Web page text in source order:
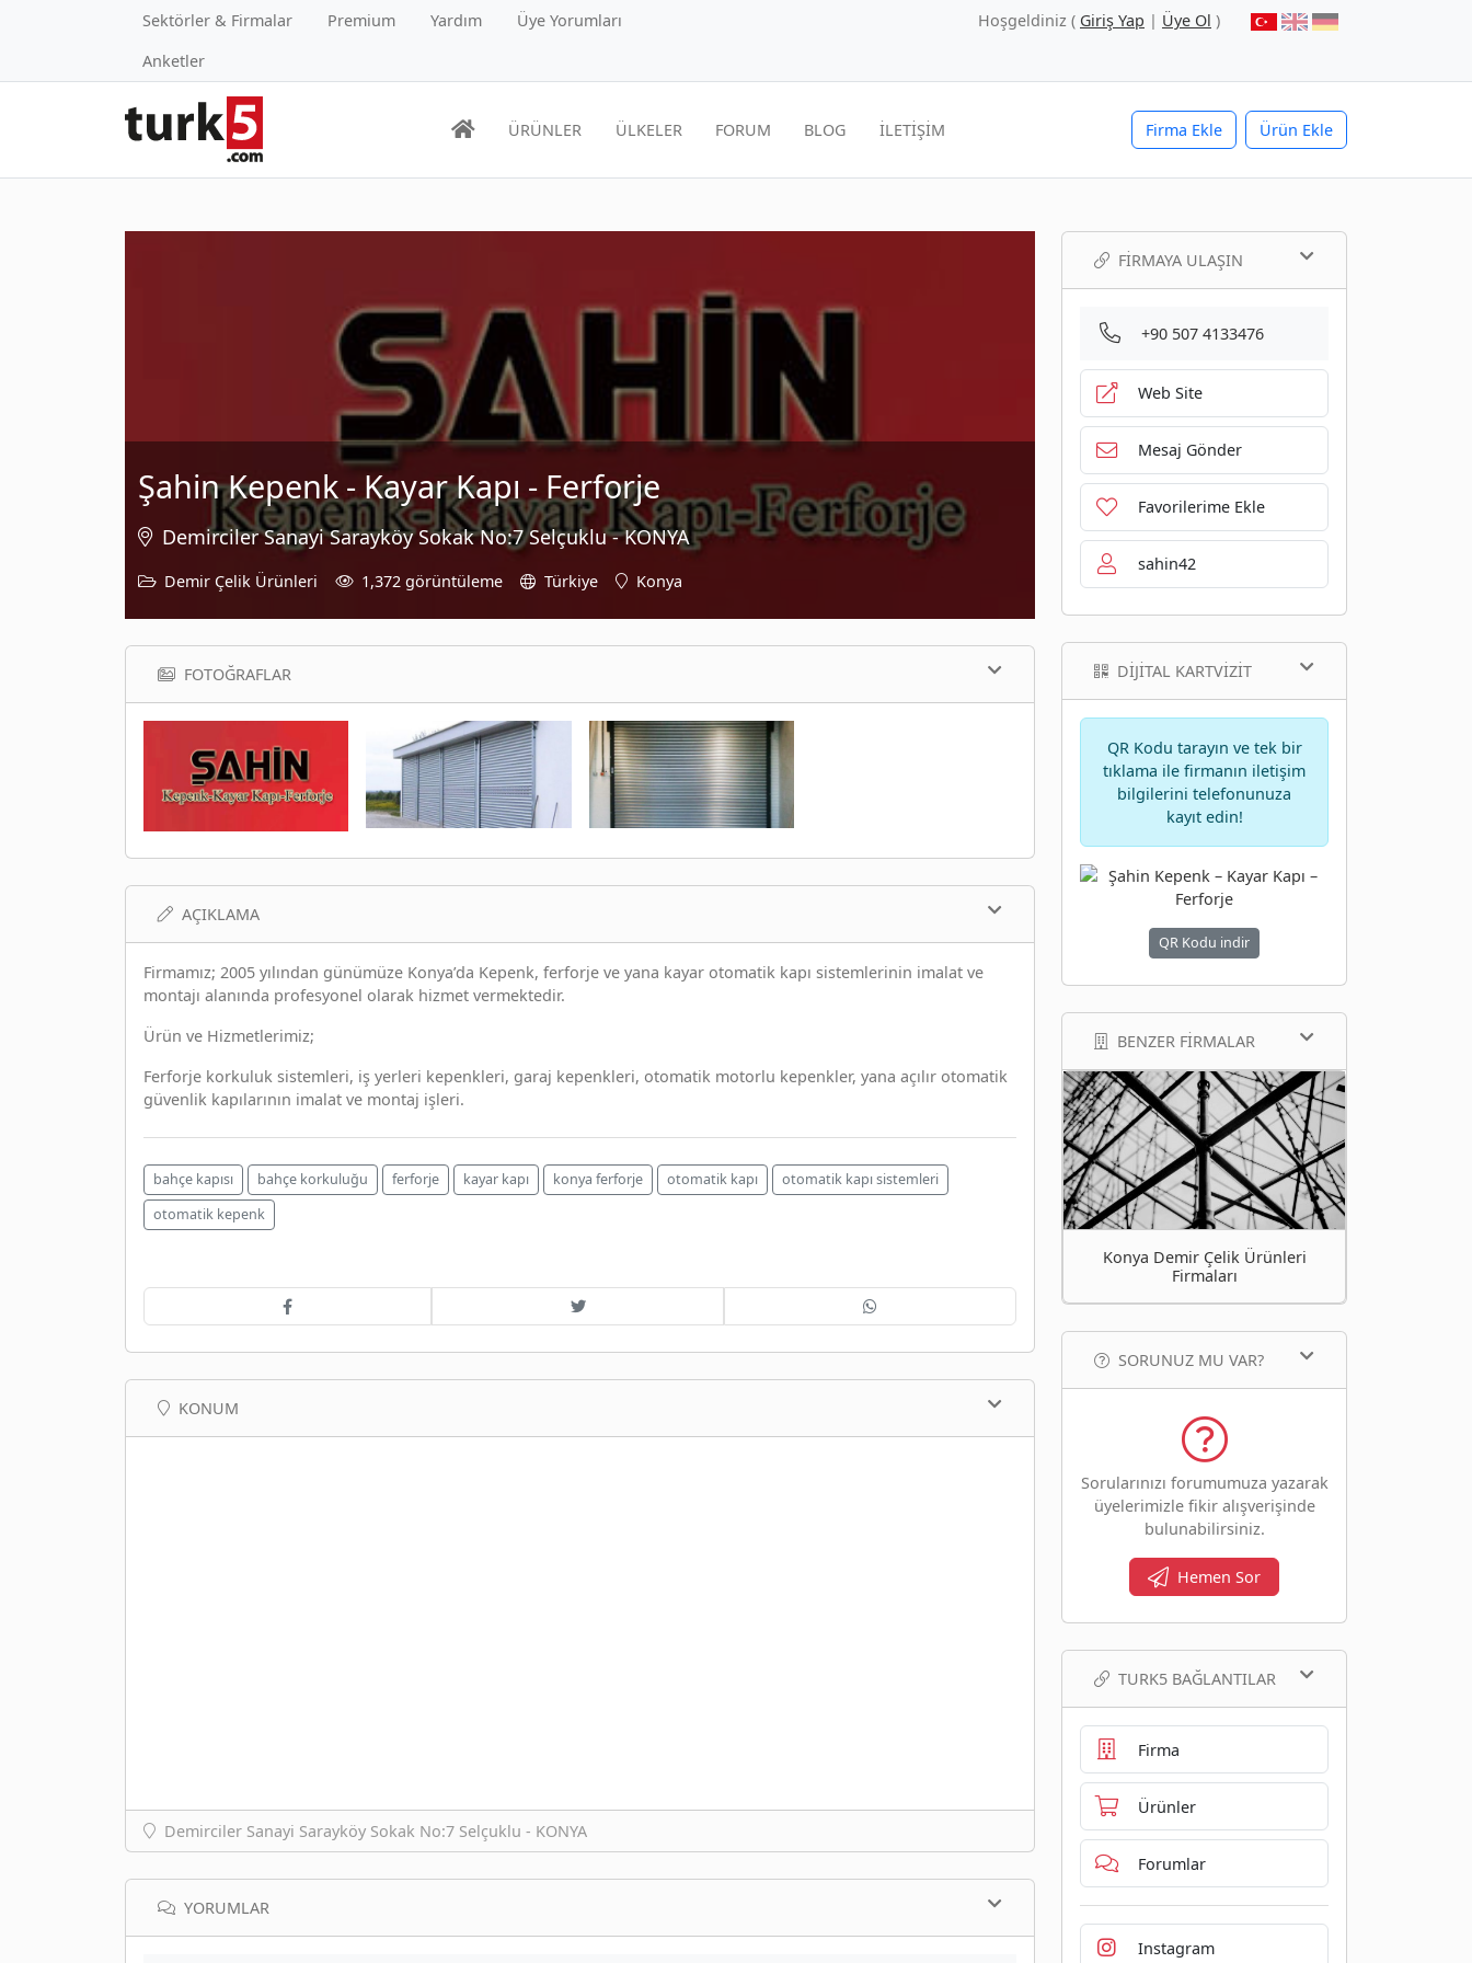
Sektörler & Firmalar Premium Yardım
Üye Yorumları
Anketler
Hoşgeldiniz ( Giriş Yap | Üye Ol )
Firma Ekle Ürün Ekle
ÜRÜNLER ÜLKELER FORUM BLOG İLETİŞİM
Şahin Kepenk - Kayar Kapı - Ferforje
Demirciler Sanayi Sarayköy Sokak No:7 Selçuklu - KONYA
Demir Çelik Ürünleri 1,372 görüntüleme Türkiye Konya
FOTOĞRAFLAR
AÇIKLAMA
Firmamız; 2005 yılından günümüze Konya’da Kepenk, ferforje ve yana kayar otomatik kapı sistemlerinin imalat ve
montajı alanında profesyonel olarak hizmet vermektedir.
Ürün ve Hizmetlerimiz;
Ferforje korkuluk sistemleri, iş yerleri kepenkleri, garaj kepenkleri, otomatik motorlu kepenkler, yana açılır otomatik
güvenlik kapılarının imalat ve montaj işleri.
bahçe kapısı bahçe korkuluğu ferforje kayar kapı konya ferforje otomatik kapı
otomatik kapı sistemleri
otomatik kepenk
KONUM
Demirciler Sanayi Sarayköy Sokak No:7 Selçuklu - KONYA
YORUMLAR
FIRMAYA ULAŞIN
+90 507 4133476
Web Site
Mesaj Gönder
Favorilerime Ekle
sahin42
DIJITAL KARTVIZIT
QR Kodu tarayın ve tek bir
tıklama ile firmanın iletişim
bilgilerini telefonunuza
kayıt edin!
QR Kodu indir
BENZER FIRMALAR
Konya Demir Çelik Ürünleri
Firmaları
SORUNUZ MU VAR?
Sorularınızı forumumuza yazarak
üyelerimizle fikir alışverişinde
bulunabilirsiniz.
Hemen Sor
TURK5 BAĞLANTILAR
Firma
Ürünler
Forumlar
Instagram